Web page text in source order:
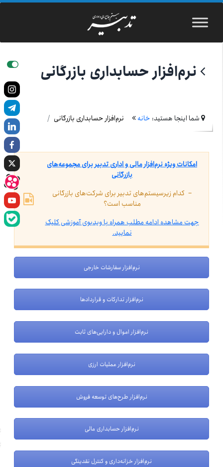
نرم‌افزار حسابداری بازرگانی
شما اینجا هستید: خانه نرم‌افزار حسابداری بازرگانی
امکانات ویژه نرم‌افزار مالی و اداری تدبیر برای مجموعه‌­های
بازرگانی
– کدام زیرسیستم‌های تدبیر برای شرکت­‌های بازرگانی
مناسب است؟
جهت مشاهده ادامه مطلب همراه با ویدیوی آموزشی کلیک
نمایید.
نرم‌افزار سفارشات خارجی
نرم‌افزار تدارکات و قراردادها
نرم‌افزار اموال و دارایی‌های ثابت
نرم‌افزار عملیات ارزی
نرم‌افزار طرح‌های توسعه فروش
نرم‌افزار حسابداری مالی
نرم‌افزار خزانه‌داری و کنترل نقدینگی